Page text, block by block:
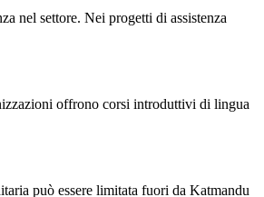
nel settore. Nei progetti di assistenza
offrono corsi introduttivi di lingua
può essere limitata fuori da Katmandu